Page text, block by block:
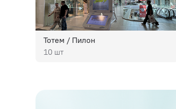
Тотем / Пилон
10 шт